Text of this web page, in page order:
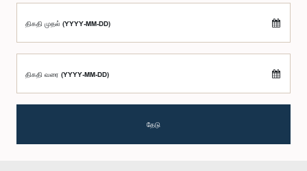
திகதி முதல் (YYYY-MM-DD)
திகதி வரை (YYYY-MM-DD)
தேடு